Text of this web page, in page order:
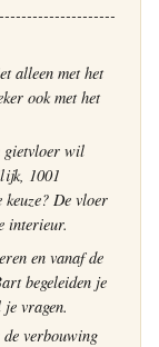
alleen met het
ook met het
gietvloer wil
1001
De vloer
interieur.
en vanaf de
begeleiden je
vragen.
de verbouwing